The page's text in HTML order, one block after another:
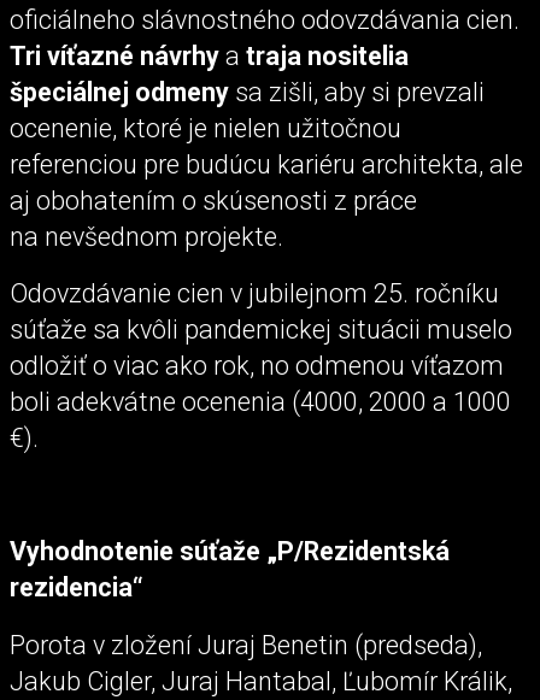
oficiálneho slávnostného odovzdávania cien.
Tri víťazné návrhy a traja nositelia
špeciálnej odmeny sa zišli, aby si prevzali
ocenenie, ktoré je nielen užitočnou
referenciou pre budúcu kariéru architekta, ale
aj obohatením o skúsenosti z práce
na nevšednom projekte.
Odovzdávanie cien v jubilejnom 25. ročníku
súťaže sa kvôli pandemickej situácii muselo
odložiť o viac ako rok, no odmenou víťazom
boli adekvátne ocenenia (4000, 2000 a 1000
€).
Vyhodnotenie súťaže „P/Rezidentská
rezidencia“
Porota v zložení Juraj Benetin (predseda),
Jakub Cigler, Juraj Hantabal, Ľubomír Králik,